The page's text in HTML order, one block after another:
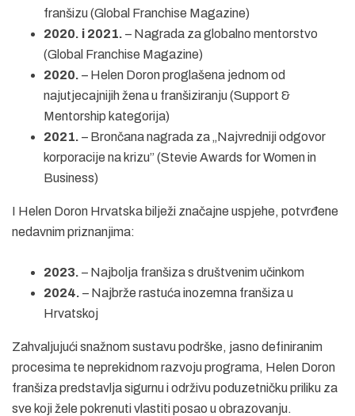
franšizu (Global Franchise Magazine)
2020. i 2021. – Nagrada za globalno mentorstvo
(Global Franchise Magazine)
2020. – Helen Doron proglašena jednom od
najutjecajnijih žena u franšiziranju (Support &
Mentorship kategorija)
2021. – Brončana nagrada za „Najvredniji odgovor
korporacije na krizu” (Stevie Awards for Women in
Business)
I Helen Doron Hrvatska bilježi značajne uspjehe, potvrđene
nedavnim priznanjima:
2023. – Najbolja franšiza s društvenim učinkom
2024. – Najbrže rastuća inozemna franšiza u
Hrvatskoj
Zahvaljujući snažnom sustavu podrške, jasno definiranim
procesima te neprekidnom razvoju programa, Helen Doron
franšiza predstavlja sigurnu i održivu poduzetničku priliku za
sve koji žele pokrenuti vlastiti posao u obrazovanju.